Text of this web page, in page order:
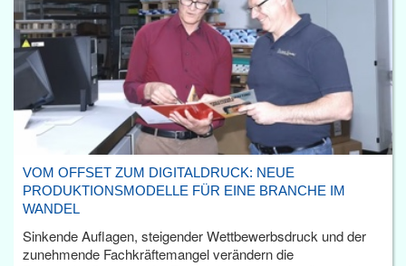
VOM OFFSET ZUM DIGITALDRUCK: NEUE
PRODUKTIONSMODELLE FÜR EINE BRANCHE IM
WANDEL
Sinkende Auflagen, steigender Wettbewerbsdruck und der
zunehmende Fachkräftemangel verändern die